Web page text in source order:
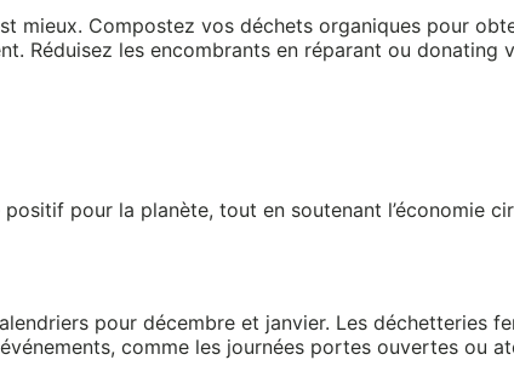
mieux. Compostez vos déchets organiques pour
Réduisez les encombrants en réparant ou donating
pour la planète, tout en soutenant l’économie
pour décembre et janvier. Les déchetteries
comme les journées portes ouvertes ou